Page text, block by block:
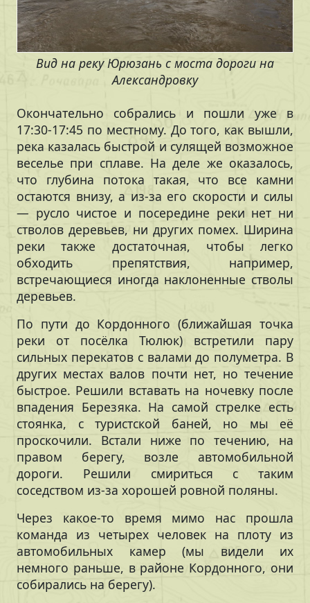
Вид на реку Юрюзань с моста дороги на
Александровку
Окончательно собрались и пошли уже в
17:30-17:45 по местному. До того, как вышли,
река казалась быстрой и сулящей возможное
веселье при сплаве. На деле же оказалось,
что глубина потока такая, что все камни
остаются внизу, а из-за его скорости и силы
— русло чистое и посередине реки нет ни
стволов деревьев, ни других помех. Ширина
реки также достаточная, чтобы легко
обходить препятствия, например,
встречающиеся иногда наклоненные стволы
деревьев.
По пути до Кордонного (ближайшая точка
реки от посёлка Тюлюк) встретили пару
сильных перекатов с валами до полуметра. В
других местах валов почти нет, но течение
быстрое. Решили вставать на ночевку после
впадения Березяка. На самой стрелке есть
стоянка, с туристской баней, но мы её
проскочили. Встали ниже по течению, на
правом берегу, возле автомобильной
дороги. Решили смириться с таким
соседством из-за хорошей ровной поляны.
Через какое-то время мимо нас прошла
команда из четырех человек на плоту из
автомобильных камер (мы видели их
немного раньше, в районе Кордонного, они
собирались на берегу).